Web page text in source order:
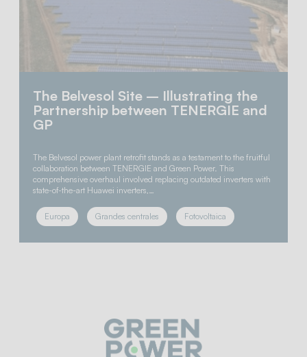
The Belvesol Site – Illustrating the
Partnership between TENERGIE and
GP
The Belvesol power plant retrofit stands as a testament to the fruitful
collaboration between TENERGIE and Green Power. This
comprehensive overhaul involved replacing outdated inverters with
state-of-the-art Huawei inverters,…
Europa Grandes centrales Fotovoltaica